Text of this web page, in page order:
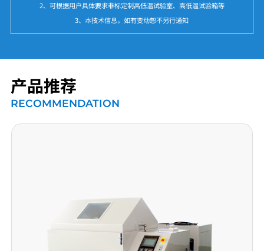
2、可根据用户具体要求非标定制高低温试验室、高低温试验箱等
3、本技术信息，如有变动恕不另行通知
产品推荐
RECOMMENDATION